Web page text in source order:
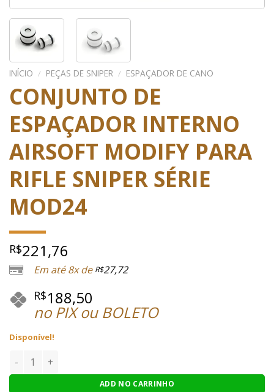
INÍCIO / PEÇAS DE SNIPER / ESPAÇADOR DE CANO
CONJUNTO DE
ESPAÇADOR INTERNO
AIRSOFT MODIFY PARA
RIFLE SNIPER SÉRIE
MOD24
R$221,76
Em até 8x de R$27,72
R$188,50
no PIX ou BOLETO
Disponível!
CONJUNTO DE ESPAÇADOR INTERNO AIRSOFT MODIFY
ADD NO CARRINHO